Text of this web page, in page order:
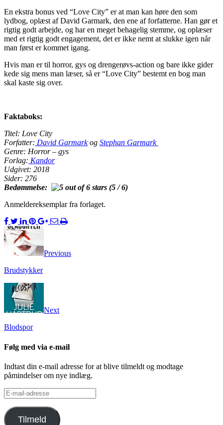
En ekstra bonus ved “Love City” er at man kan høre den som
lydbog, oplæst af David Garmark, den ene af forfatterne. Han gør et
rigtig godt arbejde, og har en meget behagelig stemme, og oplæser
med et rigtig godt engagement, det er ikke nemt at slukke igen når
man først er kommet igang.
Hvis man er til horror, gys og drengerøvs-action og bare ikke gider
kede sig mens man læser, så er “Love City” bestemt en bog man
skal kaste sig over.
Faktaboks:
Titel: Love City
Forfatter: David Garmarkog Stephan Garmark
Genre: Horror – gys
Forlag: Kandor
Udgivet: 2018
Sider: 276
Bedømmelse:
(5 / 6)
Anmeldereksemplar fra forlaget.
Previous
Brudstykker
Next
Blodspor
Følg med via e-mail
Indtast din e-mail adresse for at blive tilmeldt og modtage
påmindelser om nye indlæg.
E-
mail-
adresse
Tilmeld